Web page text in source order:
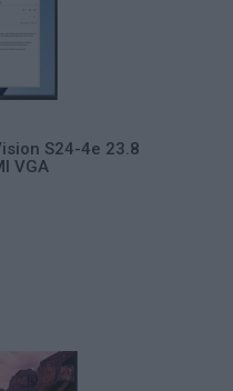
S24-4e 23.8
VGA